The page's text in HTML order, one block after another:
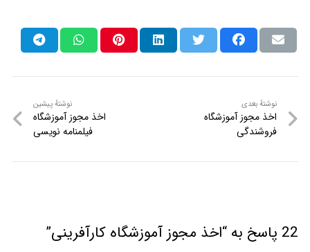
راهبری
نوشتهٔ پیشین
پیشیناخذ مجوز آموزشگاه
فیلمنامه نویسی
نوشتهٔ بعدی
نوشتهٔ
بعدی
اخذ مجوز آموزشگاه
فروشندگی
22 پاسخ به “اخذ مجوز آموزشگاه کارآفرینی”